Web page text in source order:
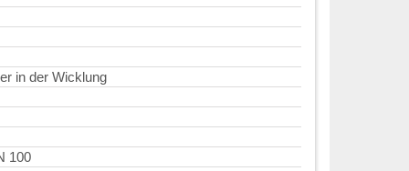
in der Wicklung
100